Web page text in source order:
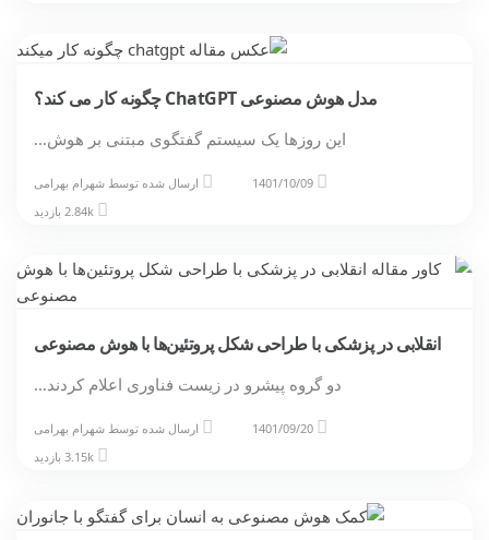
مدل هوش مصنوعی ChatGPT چگونه کار می کند؟
این روزها یک سیستم گفتگوی مبتنی بر هوش…
1401/10/09 ارسال شده توسط شهرام بهرامی
انقلابی در پزشکی با طراحی شکل پروتئین‌ها با هوش مصنوعی
دو گروه پیشرو در زیست فناوری اعلام کردند…
1401/09/20 ارسال شده توسط شهرام بهرامی